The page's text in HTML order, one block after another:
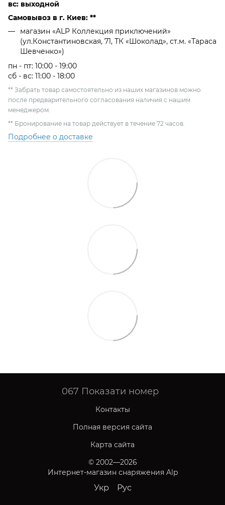
вс: выходной
Самовывоз в г. Киев: **
магазин «ALP Коллекция приключений»
(ул.Константиновская, 71, ТК «Шоколад», ст.м. «Тараса
Шевченко»)
пн - пт: 10:00 - 19:00
сб - вс: 11:00 - 18:00
** Забрать товар самостоятельно из наших магазинов можно
после предварительного согласования наличия с нашим
менеджером.
** Бронирование на товар действует в течение 72 часов.
Подробнее о доставке
067 Показати номер
Контакты
Полная версия сайта
Карта сайта
© 2002—2026
Интернет-магазин снаряжения Alp
Укр Рус